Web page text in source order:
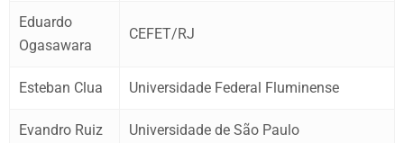
Eduardo
Ogasawara
CEFET/RJ
Esteban Clua Universidade Federal Fluminense
Evandro Ruiz Universidade de São Paulo